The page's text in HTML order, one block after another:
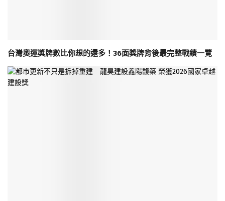
台灣奧運獎牌數比你想的還多！36面獎牌背後最完整戰績一覽